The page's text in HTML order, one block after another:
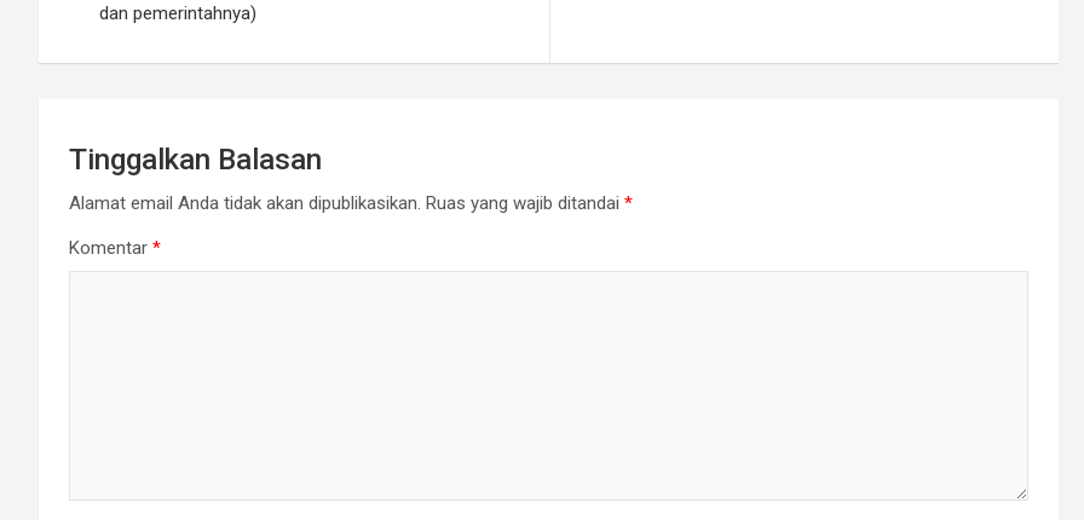
dan pemerintahnya)
Tinggalkan Balasan
Alamat email Anda tidak akan dipublikasikan. Ruas yang wajib ditandai *
Komentar *